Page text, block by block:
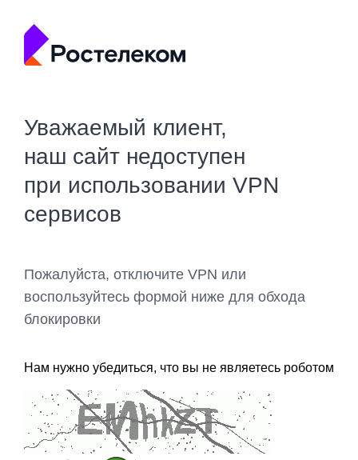
Уважаемый клиент,
наш сайт недоступен
при использовании VPN
сервисов
Пожалуйста, отключите VPN или
воспользуйтесь формой ниже для обхода
блокировки
Нам нужно убедиться, что вы не являетесь роботом